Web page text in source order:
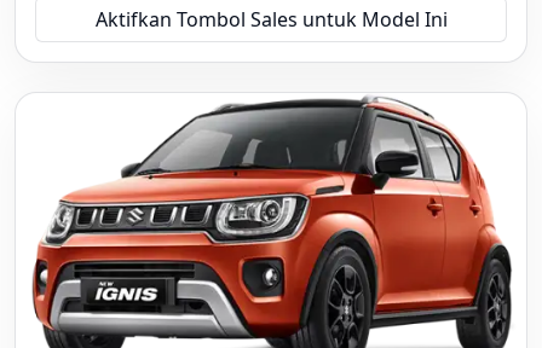
Aktifkan Tombol Sales untuk Model Ini